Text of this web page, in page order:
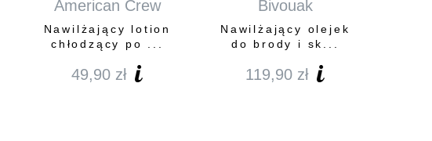
American Crew
Nawilżający lotion
chłodzący po ...
49,90 zł
Bivouak
Nawilżający olejek
do brody i sk...
119,90 zł